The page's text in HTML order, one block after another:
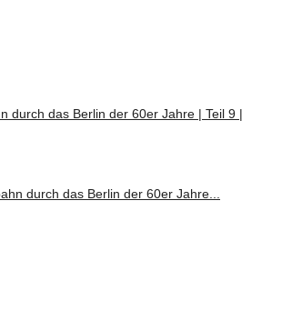
durch das Berlin der 60er Jahre | Teil 9 |